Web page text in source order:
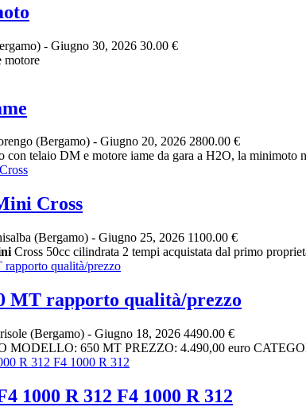
- Giugno 30, 2026 30.00 €
motore
(Bergamo) - Giugno 20, 2026 2800.00 €
con telaio DM e motore iame da gara a H2O, la minimoto
Cross
(Bergamo) - Giugno 25, 2026 1100.00 €
Cross 50cc cilindrata 2 tempi acquistata dal primo
MT rapporto qualità/prezzo
(Bergamo) - Giugno 18, 2026 4490.00 €
MODELLO: 650 MT PREZZO: 4.490,00 euro
1000 R 312 F4 1000 R 312